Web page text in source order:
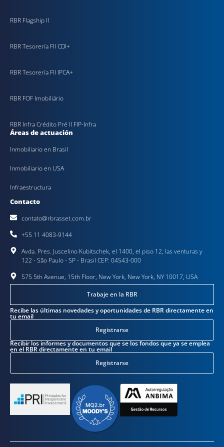
RBR Flagship II
RBR Tesorería FII CDI+
RBR Tesorería FII IPCA+
RBR FOF Imobiliário
RBR Infra Crédito Pré II FIP-Infra
Áreas de actuación
Inmobiliario en Brasil
Inmobiliario en USA
Infraestructura
Contacto
contato@rbrasset.com.br
+55 11 4083-9144
Avda. Pres. Juscelino Kubitschek, el 1400, el piso 12, las venturas y
122 - São Paulo - SP - Brasil CEP: 04543-000
575 5th Avenue, 15th Floor, New York, New York, NY 10017, USA
Trabaje en la RBR
Recibe las últimas novedades y oportunidades de RBR directamente en
tu email
Registrarse
Recibir los informes y documentos que se los fondos que ya se emplea
en el RBR directamente en tu email
Registrarse